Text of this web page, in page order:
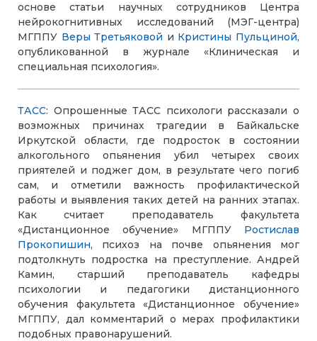
основе статьи научных сотрудников Центра
нейрокогнитивных исследований (МЭГ-центра)
МГППУ Веры Третьяковой и Кристины Пульциной,
опубликованной в журнале «Клиническая и
специальная психология».
ТАСС: Опрошенные ТАСС психологи рассказали о
возможных причинах трагедии в Байкальске
Иркутской области, где подросток в состоянии
алкогольного опьянения убил четырех своих
приятелей и поджег дом, в результате чего погиб
сам, и отметили важность профилактической
работы и выявления таких детей на ранних этапах.
Как считает преподаватель факультета
«Дистанционное обучение» МГППУ Ростислав
Прокопишин, психоз на почве опьянения мог
подтолкнуть подростка на преступление. Андрей
Камин, старший преподаватель кафедры
психологии и педагогики дистанционного
обучения факультета «Дистанционное обучение»
МГППУ, дал комментарий о мерах профилактики
подобных правонарушений.